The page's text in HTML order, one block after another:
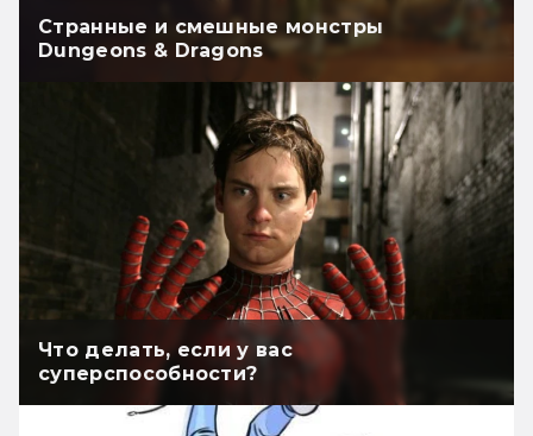
Странные и смешные монстры
Dungeons & Dragons
Что делать, если у вас
суперспособности?